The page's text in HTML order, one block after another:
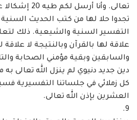
تعالى. وأنا
تجدوا حلا لها من كتب الحديث
‏التفسير السنية والشيعية. ذلك
علاقة لها بالقرآن وبالنتيجة لا
والسابقين وبقية مؤمني الصحابة
دين جديد دنيوي لم ينزل الله ‏تعالى
كل زملائي في جلساتنا التفسيرية
‏العشرين بإذن الله تعالى. ‏